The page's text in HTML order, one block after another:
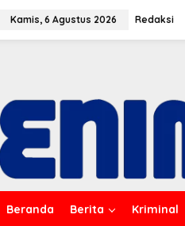
Kamis, 6 Agustus 2026 Redaksi
Beranda Berita Kriminal